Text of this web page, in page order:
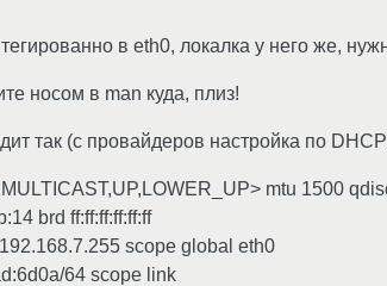
в eth0, локалка у него же,
носом в man куда, плиз!
так (с провайдеров настройка по
mtu 1500
brd ff:ff:ff:ff:ff:ff
scope global eth0
64 scope link